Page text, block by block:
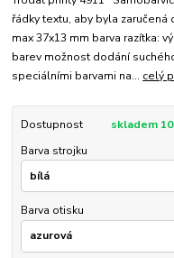
řádky textu, aby byla
max 37x13 mm barva razítka:
barev možnost dodání
speciálními barvami na... celý
Dostupnost
skladem
Barva strojku
Barva otisku